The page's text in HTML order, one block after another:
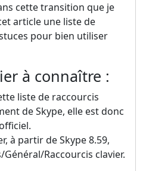
cette transition que je
article une liste de
pour bien utiliser
à connaître :
liste de raccourcis
de Skype, elle est donc
à partir de Skype 8.59,
Raccourcis clavier.